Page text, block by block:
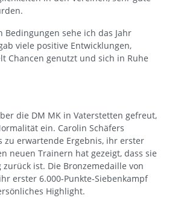
Bedingungen sehe ich das Jahr
viele positive Entwicklungen,
Chancen genutzt und sich in Ruhe
die DM MK in Vaterstetten gefreut,
ein. Carolin Schäfers
zu erwartende Ergebnis, ihr erster
neuen Trainern hat gezeigt, dass sie
ist. Die Bronzemedaille von
erster 6.000-Punkte-Siebenkampf
Highlight.